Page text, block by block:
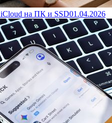
iCloud на ПК и SSD01.04.2026